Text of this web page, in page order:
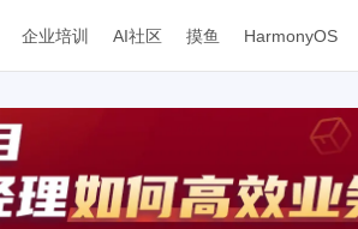
企业培训 AI社区 摸鱼 HarmonyOS